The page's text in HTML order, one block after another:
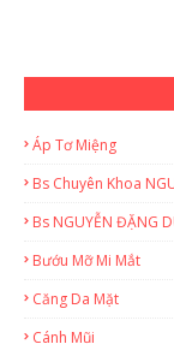
Áp Tơ Miệng
Bs Chuyên Khoa
Bs NGUYỄN ĐẶNG
Bướu Mỡ Mi Mắt
Căng Da Mặt
Cánh Mũi